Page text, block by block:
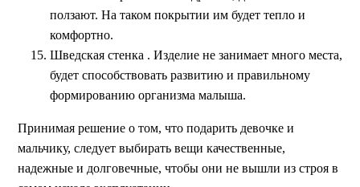
ползают. На таком покрытии им будет тепло и
комфортно.
Шведская стенка . Изделие не занимает много места,
будет способствовать развитию и правильному
формированию организма малыша.
Принимая решение о том, что подарить девочке и
мальчику, следует выбирать вещи качественные,
надежные и долговечные, чтобы они не вышли из строя в